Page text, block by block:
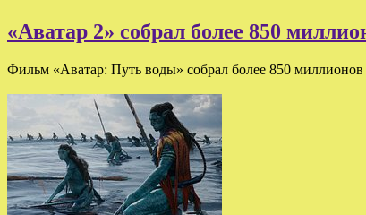
«Аватар 2» собрал более 850
Фильм «Аватар: Путь воды» собрал более 850